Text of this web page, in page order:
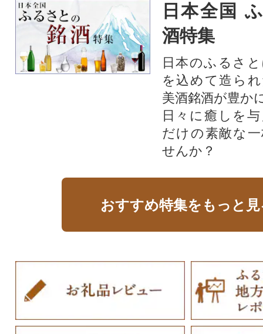
日本全国
酒特集
日本のふるさ
を込めて造ら
美酒銘酒が豊か
日々に癒しを
だけの素敵な
せんか？
おすすめ特集をもっと